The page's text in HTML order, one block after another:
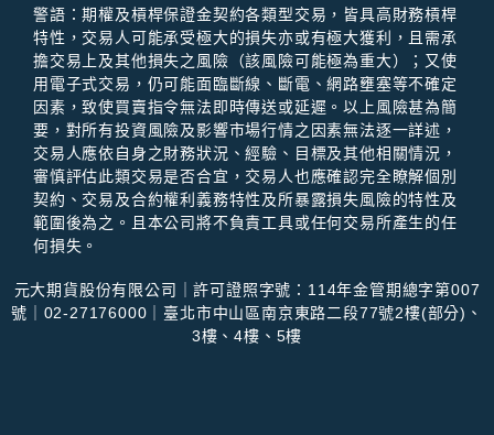
警語：期權及槓桿保證⾦契約各類型交易，皆具⾼財務槓桿
特性，交易⼈可能承受極⼤的損失亦或有極⼤獲利，且需承
擔交易上及其他損失之風險（該風險可能極為重⼤）；⼜使
⽤電⼦式交易，仍可能⾯臨斷線、斷電、網路壅塞等不確定
因素，致使買賣指令無法即時傳送或延遲。以上風險甚為簡
要，對所有投資風險及影響市場⾏情之因素無法逐⼀詳述，
交易⼈應依⾃⾝之財務狀況、經驗、⽬標及其他相關情況，
審慎評估此類交易是否合宜，交易⼈也應確認完全瞭解個別
契約、交易及合約權利義務特性及所暴露損失風險的特性及
範圍後為之。且本公司將不負責⼯具或任何交易所產⽣的任
何損失。
元大期貨股份有限公司｜許可證照字號：114年金管期總字第007
號｜02-27176000｜臺北市中山區南京東路二段77號2樓(部分)、
3樓、4樓、5樓